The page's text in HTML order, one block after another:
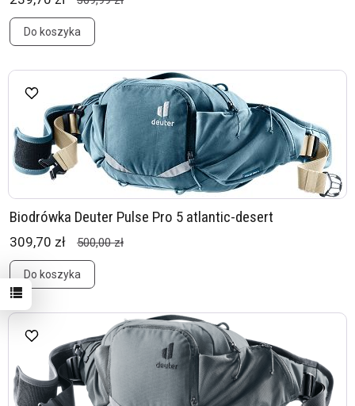
Do koszyka
Biodrówka Deuter Pulse Pro 5 atlantic-desert
309,70 zł 500,00 zł
Do koszyka